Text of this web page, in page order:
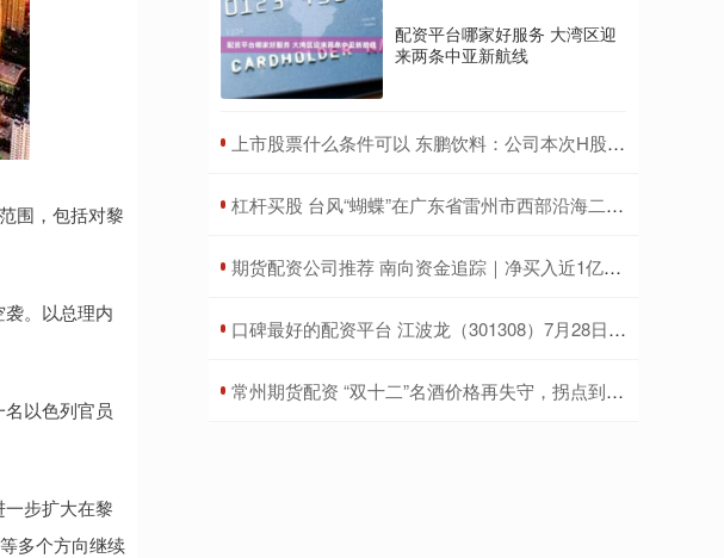
围，包括对黎
。以总理内
以色列官员
步扩大在黎
多个方向继续
配资平台哪家好服务 大湾区迎
来两条中亚新航线
​上市股票什么条件可以 东鹏饮料：公司本次H股发行价格最高不超过每股248港元
​杠杆买股 台风“蝴蝶”在广东省雷州市西部沿海二次登陆！持续输出强风雨！
​期货配资公司推荐 南向资金追踪｜净买入近1亿港元 加仓美团及中海油减持腾讯
​口碑最好的配资平台 江波龙（301308）7月28日主力资金净卖出2651.84万元
​常州期货配资 “双十二”名酒价格再失守，拐点到底何时来？